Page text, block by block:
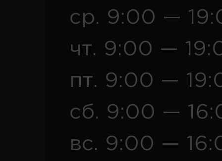
ср. 9:00 —
чт. 9:00 —
пт. 9:00 —
сб. 9:00 —
вс. 9:00 —